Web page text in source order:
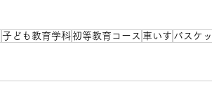
子ども教育学科初等教育コース 車いす バスケ